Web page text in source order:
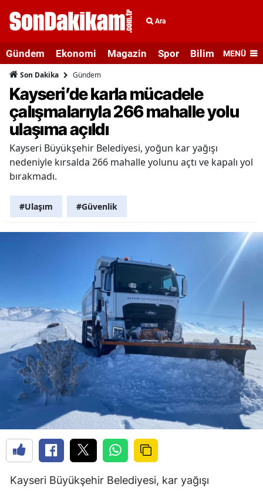
Ara
Gündem Ekonomi Magazin Spor Bilim veMENÜ
Son Dakika Gündem
Kayseri’de karla mücadele
çalışmalarıyla 266 mahalle yolu
ulaşıma açıldı
Kayseri Büyükşehir Belediyesi, yoğun kar yağışı
nedeniyle kırsalda 266 mahalle yolunu açtı ve kapalı yol
bırakmadı.
#Ulaşım #Güvenlik
Kayseri Büyükşehir Belediyesi, kar yağışı